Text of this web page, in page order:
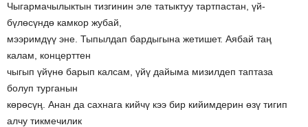
Чыгармачылыктын тизгинин эле татыктуу тартпастан, үй-
бүлөсүндө камкор жубай,
мээримдүү эне. Тыпылдап бардыгына жетишет. Аябай таң
калам, концерттен
чыгып үйүнө барып калсам, үйү дайыма мизилдеп таптаза
болуп турганын
көрөсүң. Анан да сахнага кийчү кээ бир кийимдерин өзү тигип
алчу тикмечилик